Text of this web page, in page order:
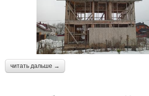
читать дальше →